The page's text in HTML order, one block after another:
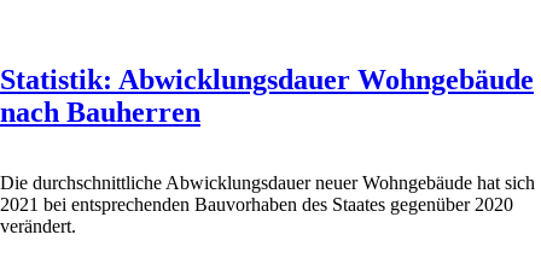
Statistik: Abwicklungsdauer Wohngebäude
nach Bauherren
Die durchschnittliche Abwicklungsdauer neuer Wohngebäude hat sich
2021 bei entsprechenden Bauvorhaben des Staates gegenüber 2020
verändert.